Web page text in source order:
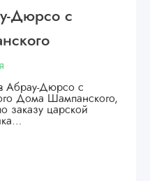
Дюрсо с
Абрау-Дюрсо с
Дома Шампанского,
заказу царской